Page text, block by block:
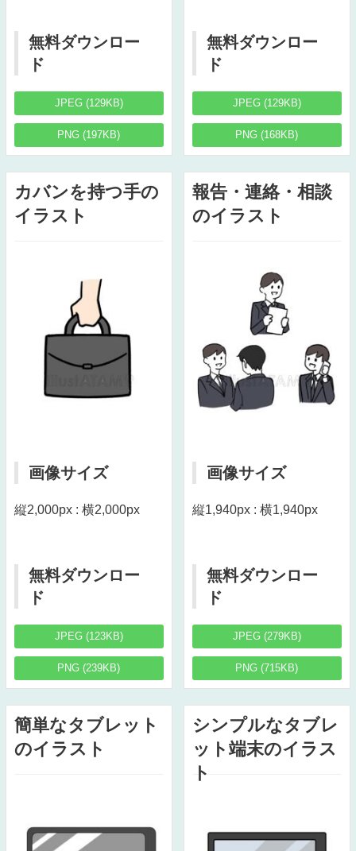
無料ダウンロー
ド
JPEG (129KB)
PNG (197KB)
無料ダウンロー
ド
JPEG (129KB)
PNG (168KB)
カバンを持つ手の
イラスト
画像サイズ
縦2,000px : 横2,000px
無料ダウンロー
ド
JPEG (123KB)
PNG (239KB)
報告・連絡・相談
のイラスト
画像サイズ
縦1,940px : 横1,940px
無料ダウンロー
ド
JPEG (279KB)
PNG (715KB)
簡単なタブレット
のイラスト
シンプルなタブレ
ット端末のイラス
ト